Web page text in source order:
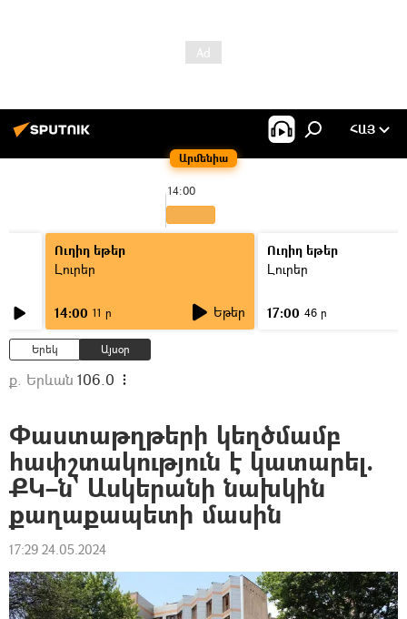
Արմենիա
ՀԱՅ
14:00
Ուղիղ եթեր
Լուրեր
14:00 11 ր Եթեր
Ուղիղ եթեր
Լուրեր
17:00 46 ր
Երեկ Այսօր
ք. Երևան 106.0
Փաստաթղթերի կեղծմամբ
հափշտակություն է կատարել.
ՔԿ–ն` Ասկերանի նախկին
քաղաքապետի մասին
17:29 24.05.2024